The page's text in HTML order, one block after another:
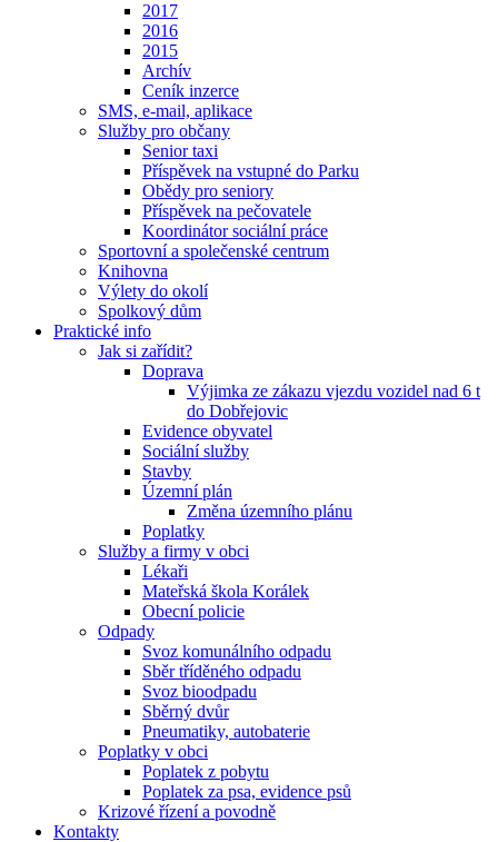
2017
2016
2015
Archív
Ceník inzerce
SMS, e-mail, aplikace
Služby pro občany
Senior taxi
Příspěvek na vstupné do Parku
Obědy pro seniory
Příspěvek na pečovatele
Koordinátor sociální práce
Sportovní a společenské centrum
Knihovna
Výlety do okolí
Spolkový dům
Praktické info
Jak si zařídit?
Doprava
Výjimka ze zákazu vjezdu vozidel nad 6 t
do Dobřejovic
Evidence obyvatel
Sociální služby
Stavby
Územní plán
Změna územního plánu
Poplatky
Služby a firmy v obci
Lékaři
Mateřská škola Korálek
Obecní policie
Odpady
Svoz komunálního odpadu
Sběr tříděného odpadu
Svoz bioodpadu
Sběrný dvůr
Pneumatiky, autobaterie
Poplatky v obci
Poplatek z pobytu
Poplatek za psa, evidence psů
Krizové řízení a povodně
Kontakty